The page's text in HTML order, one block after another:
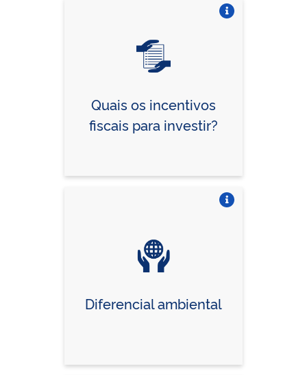
Quais os incentivos
fiscais para investir?
Diferencial ambiental